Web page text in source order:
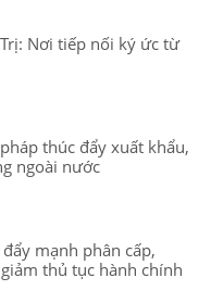
Nơi tiếp nối ký ức từ
thúc đẩy xuất khẩu,
ngoài nước
mạnh phân cấp,
thủ tục hành chính